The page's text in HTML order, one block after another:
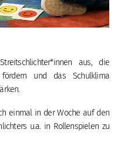
aus, die
fördern und das Schulklima
einmal in der Woche auf den
u.a. in Rollenspielen zu